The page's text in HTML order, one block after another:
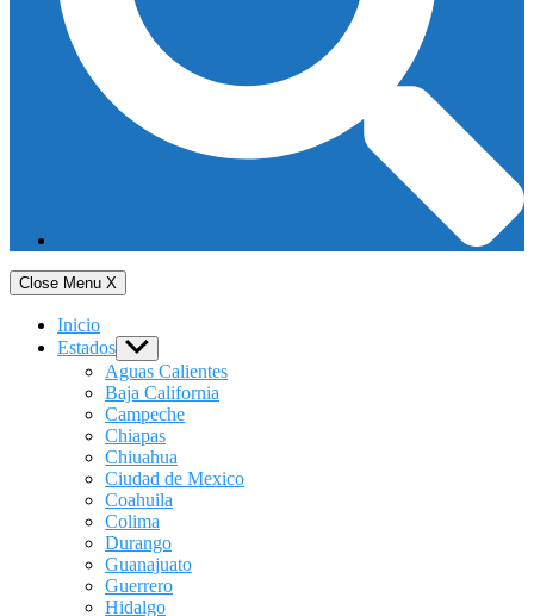
Close Menu X
Inicio
Estados Show
sub
menu
Aguas Calientes
Baja California
Campeche
Chiapas
Chiuahua
Ciudad de Mexico
Coahuila
Colima
Durango
Guanajuato
Guerrero
Hidalgo